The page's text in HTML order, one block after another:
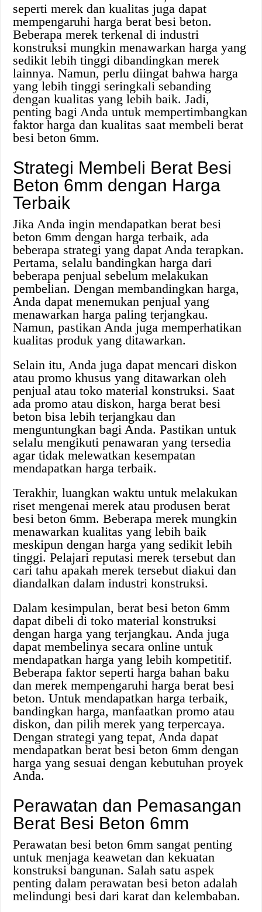
seperti merek dan kualitas juga dapat
mempengaruhi harga berat besi beton.
Beberapa merek terkenal di industri
konstruksi mungkin menawarkan harga yang
sedikit lebih tinggi dibandingkan merek
lainnya. Namun, perlu diingat bahwa harga
yang lebih tinggi seringkali sebanding
dengan kualitas yang lebih baik. Jadi,
penting bagi Anda untuk mempertimbangkan
faktor harga dan kualitas saat membeli berat
besi beton 6mm.
Strategi Membeli Berat Besi
Beton 6mm dengan Harga
Terbaik
Jika Anda ingin mendapatkan berat besi
beton 6mm dengan harga terbaik, ada
beberapa strategi yang dapat Anda terapkan.
Pertama, selalu bandingkan harga dari
beberapa penjual sebelum melakukan
pembelian. Dengan membandingkan harga,
Anda dapat menemukan penjual yang
menawarkan harga paling terjangkau.
Namun, pastikan Anda juga memperhatikan
kualitas produk yang ditawarkan.
Selain itu, Anda juga dapat mencari diskon
atau promo khusus yang ditawarkan oleh
penjual atau toko material konstruksi. Saat
ada promo atau diskon, harga berat besi
beton bisa lebih terjangkau dan
menguntungkan bagi Anda. Pastikan untuk
selalu mengikuti penawaran yang tersedia
agar tidak melewatkan kesempatan
mendapatkan harga terbaik.
Terakhir, luangkan waktu untuk melakukan
riset mengenai merek atau produsen berat
besi beton 6mm. Beberapa merek mungkin
menawarkan kualitas yang lebih baik
meskipun dengan harga yang sedikit lebih
tinggi. Pelajari reputasi merek tersebut dan
cari tahu apakah merek tersebut diakui dan
diandalkan dalam industri konstruksi.
Dalam kesimpulan, berat besi beton 6mm
dapat dibeli di toko material konstruksi
dengan harga yang terjangkau. Anda juga
dapat membelinya secara online untuk
mendapatkan harga yang lebih kompetitif.
Beberapa faktor seperti harga bahan baku
dan merek mempengaruhi harga berat besi
beton. Untuk mendapatkan harga terbaik,
bandingkan harga, manfaatkan promo atau
diskon, dan pilih merek yang terpercaya.
Dengan strategi yang tepat, Anda dapat
mendapatkan berat besi beton 6mm dengan
harga yang sesuai dengan kebutuhan proyek
Anda.
Perawatan dan Pemasangan
Berat Besi Beton 6mm
Perawatan besi beton 6mm sangat penting
untuk menjaga keawetan dan kekuatan
konstruksi bangunan. Salah satu aspek
penting dalam perawatan besi beton adalah
melindungi besi dari karat dan kelembaban.